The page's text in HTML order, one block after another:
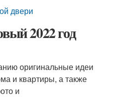
двери
2022 год
оригинальные идеи
и квартиры, а также
и